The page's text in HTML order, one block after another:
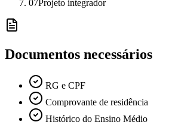
07Projeto integrador
Documentos necessários
RG e CPF
Comprovante de residência
Histórico do Ensino Médio